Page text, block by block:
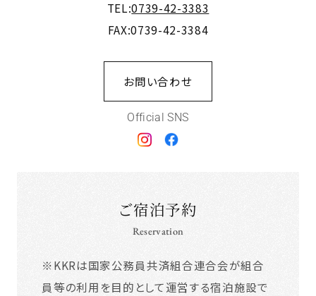
TEL:0739-42-3383
FAX:0739-42-3384
お問い合わせ
Official SNS
ご宿泊予約
Reservation
※KKRは国家公務員共済組合連合会が組合
員等の利用を目的として運営する宿泊施設で